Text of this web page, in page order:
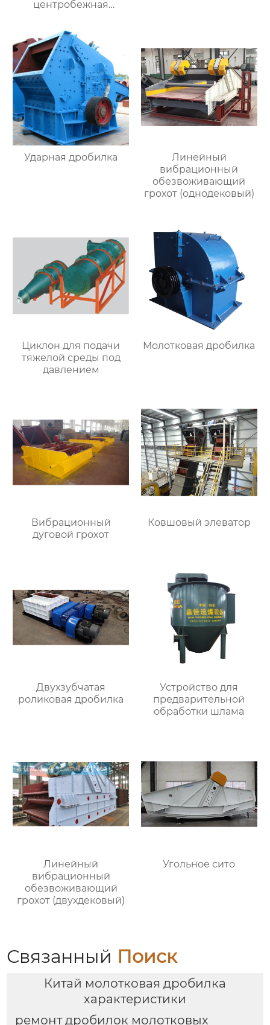
центробежная
машина
Ударная дробилка
Линейный
вибрационный
обезвоживающий
грохот (однодековый)
Циклон для подачи
тяжелой среды под
давлением
Молотковая дробилка
Вибрационный
дуговой грохот
Ковшовый элеватор
Двухзубчатая
роликовая дробилка
Устройство для
предварительной
обработки шлама
Линейный
вибрационный
обезвоживающий
грохот (двухдековый)
Угольное сито
Связанный Поиск
Китай молотковая дробилка
характеристики
ремонт дробилок молотковых